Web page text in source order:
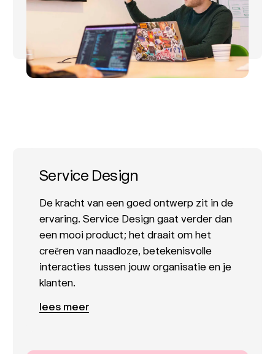
Service Design
De kracht van een goed ontwerp zit in de
ervaring. Service Design gaat verder dan
een mooi product; het draait om het
creëren van naadloze, betekenisvolle
interacties tussen jouw organisatie en je
klanten.
lees meer